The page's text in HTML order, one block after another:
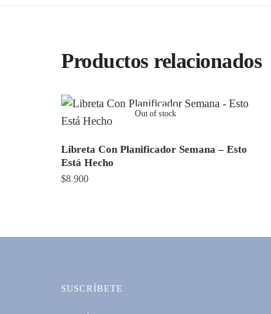
Productos relacionados
Out of stock
Libreta Con Planificador Semana – Esto
Está Hecho
$8.900
SUSCRÍBETE